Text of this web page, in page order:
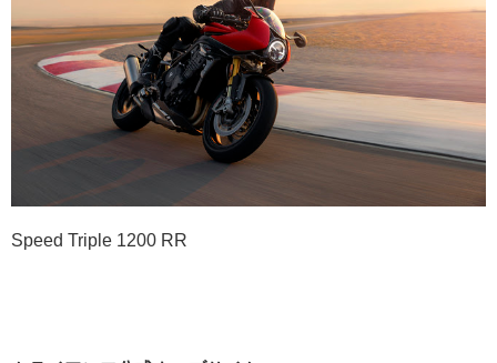
Speed Triple 1200 RR